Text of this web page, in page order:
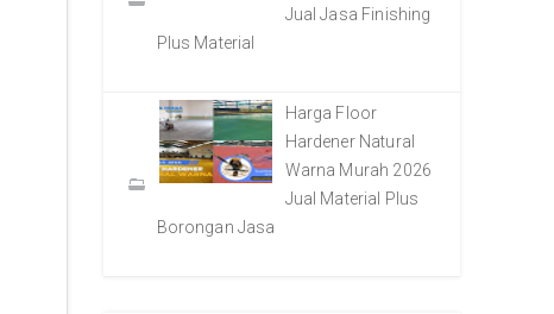
Jual Jasa Finishing
Plus Material
Harga Floor
Hardener Natural
Warna Murah 2026
Jual Material Plus
Borongan Jasa